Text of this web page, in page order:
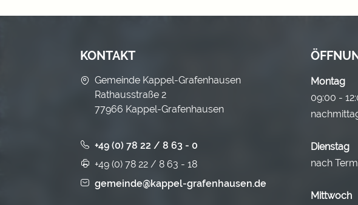
KONTAKT
Gemeinde Kappel-Grafenhausen
Rathausstraße 2
77966 Kappel-Grafenhausen
+49 (0) 78 22 / 8 63 - 0
+49 (0) 78 22 / 8 63 - 18
gemeinde@kappel-grafenhausen.de
Montag
09:00 -
Dienstag
nach
Mittwoch